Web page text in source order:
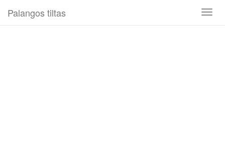
Toggle
Palangos tiltas